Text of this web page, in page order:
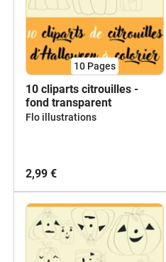
10 Pages
10 cliparts citrouilles -
fond transparent
Flo illustrations
2,99 €